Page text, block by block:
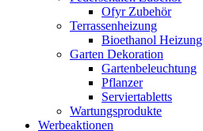
Ofyr Zubehör
Terrassenheizung
Bioethanol Heizung
Garten Dekoration
Gartenbeleuchtung
Pflanzer
Serviertabletts
Wartungsprodukte
Werbeaktionen